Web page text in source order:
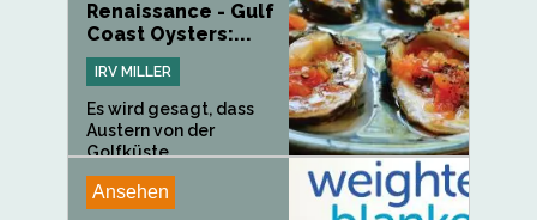
Renaissance - Gulf
Coast Oysters:...
IRV MILLER
Es wird gesagt, dass
Austern von der
Golfküste...
Ansehen